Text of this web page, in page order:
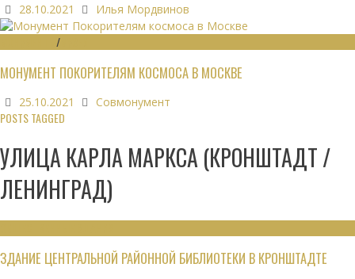
28.10.2021 Илья Мордвинов
/
МОНУМЕНТ ПОКОРИТЕЛЯМ КОСМОСА В МОСКВЕ
25.10.2021 Совмонумент
POSTS TAGGED
УЛИЦА КАРЛА МАРКСА (КРОНШТАДТ /
ЛЕНИНГРАД)
ЗДАНИЕ ЦЕНТРАЛЬНОЙ РАЙОННОЙ БИБЛИОТЕКИ В КРОНШТАДТЕ